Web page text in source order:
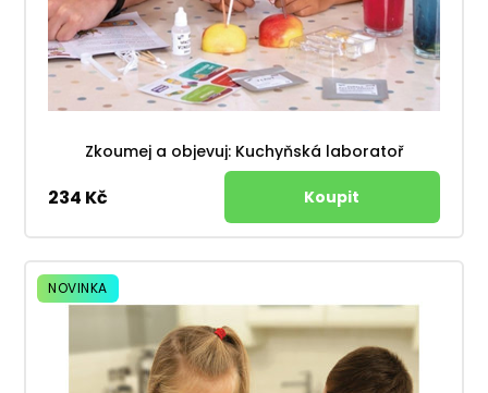
Zkoumej a objevuj: Kuchyňská laboratoř
234 Kč
NOVINKA